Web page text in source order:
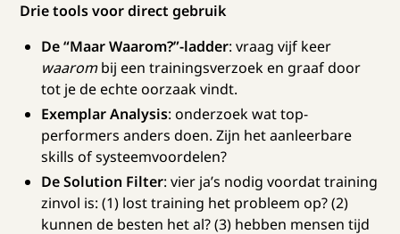
Drie tools voor direct gebruik
De “Maar Waarom?”-ladder: vraag vijf keer
waarombij een trainingsverzoek en graaf door
tot je de echte oorzaak vindt.
Exemplar Analysis: onderzoek wat top-
performers anders doen. Zijn het aanleerbare
skills of systeemvoordelen?
De Solution Filter: vier ja’s nodig voordat training
zinvol is: (1) lost training het probleem op? (2)
kunnen de besten het al? (3) hebben mensen tijd